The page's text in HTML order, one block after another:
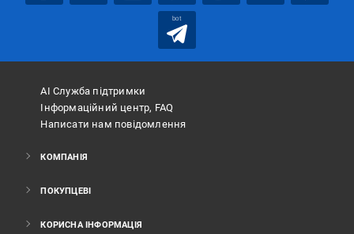
bot
АІ Служба підтримки
Інформаційний центр, FAQ
Написати нам повідомлення
КОМПАНІЯ
ПОКУПЦЕВІ
КОРИСНА ІНФОРМАЦІЯ